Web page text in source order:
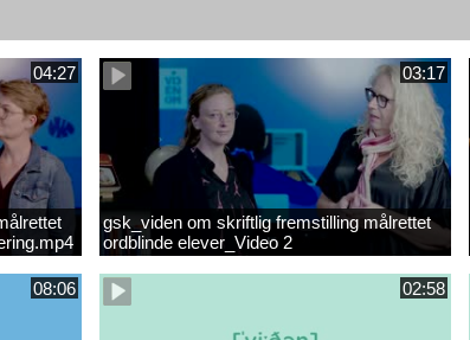
04:27 03:17
gsk_viden om skriftlig fremstilling målrettet
ordblinde elever_Video 2
opsummering_Klip2.mp4
08:06 02:58